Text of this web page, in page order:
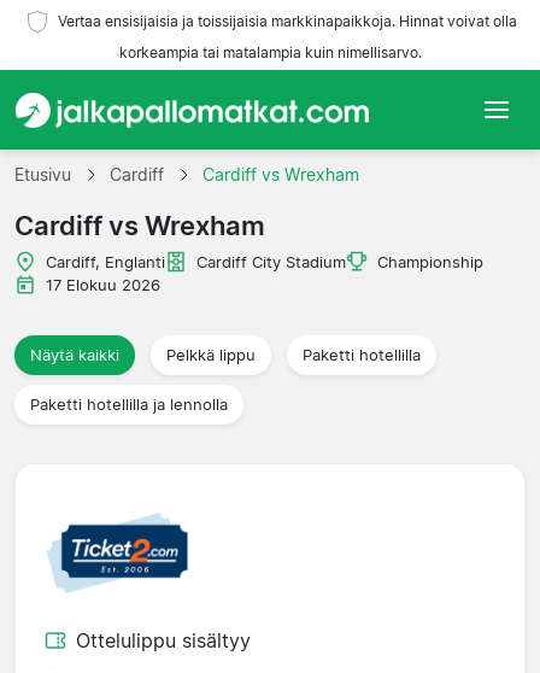
Vertaa ensisijaisia ja toissijaisia markkinapaikkoja. Hinnat voivat olla
korkeampia tai matalampia kuin nimellisarvo.
Etusivu
Joukkueet
Liigat
Matkatoimistoja
Etusivu Cardiff Cardiff vs Wrexham
Cardiff vs Wrexham
Cardiff, Englanti Cardiff City Stadium
Championship
17 Elokuu 2026
Näytä kaikki Pelkkä lippu Paketti hotellilla
Paketti hotellilla ja lennolla
Ottelulippu sisältyy